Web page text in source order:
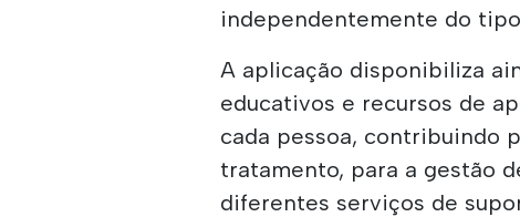
independentemente do
A aplicação disponibiliza
educativos e recursos de
cada pessoa, contribuindo
tratamento, para a gestão
diferentes serviços de